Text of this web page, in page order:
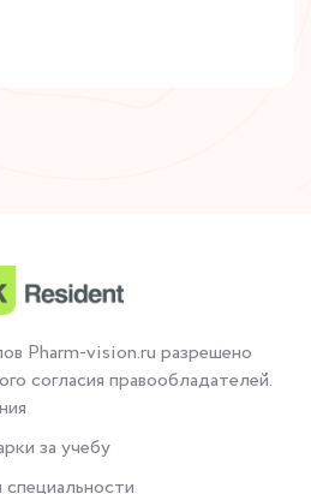
Pharm-vision.ru разрешено
согласия правообладателей.
за учебу